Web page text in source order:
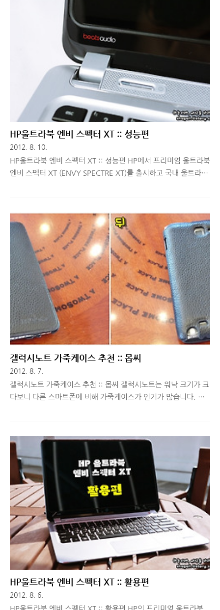
HP울트라북 엔비 스펙터 XT에 대한 마지막 이야기, 시작해볼까
요? ^^ ■ HP울트라북 엔비 스펙터 XT vs Folio 13 엔비 스펙터
XT를 득템하기 전에 HP 울트라북 Folio 13을 이미 구매해서 사용
하고 있었습니다. 관련 글 ▶ HP FOLIO 13 울트라북 구입 :: 개봉
기 두 제품의 가장 ..
HP울트라북 엔비 스펙터 XT :: 성능편
2012. 8. 10.
HP울트라북 엔비 스펙터 XT :: 성능편 HP에서 프리미엄 울트라북
엔비 스펙터 XT (ENVY SPECTRE XT)를 출시하고 국내 울트라북
에 대해서 리뷰하게 되는데요. 울트라북 성능이 어느정도 좋은지
궁금하셨던 분들께 좋은 정보가 되었으면 합니다. ^^ ■ HP울트
라북 엔비 스펙터 XT - 제품사양 HP 프리미엄 울트라북 엔비 스펙
터 XT는 인텔이 새롭게 출시한 아이비브릿지 저전압 코어 i7
3517U 프로세서를 탑재하고 있습니다. 이 프로세서는 초경량/초
슬림 노트북에 탑재되는 상위 버전 프로세서입니다. i..
갤럭시노트 가죽케이스 추천 :: 몹씨
2012. 8. 7.
갤럭시노트 가죽케이스 추천 :: 몹씨 갤럭시노트는 워낙 크기가 크
다보니 다른 스마트폰에 비해 가죽케이스가 인기가 많습니다. 가
때, 폰을 케이스에서 분리해야 하는데 일반적인 가죽케이스들은
한 번 부착하면 잘 떨어지지 않도록 잡아주는 형태로 제작되다보
니 배터리 교체 할 때마다 불편하기도 하고, 기기에 흠집날까봐 잘
빼지 않고 케이블을 꽂아 충전을 하게 됩니다. 지인이 사용하고 있
는 가죽케이스는 빈티지 느낌의 디자인과 카드를 넣을 수 있는 포
켓 등이 있어 실용성도 있는 제품인데요. 위 이미지에서 보시듯,
탈부착이 쉽지 않은 편..
HP울트라북 엔비 스펙터 XT :: 활용편
2012. 8. 6.
HP울트라북 엔비 스펙터 XT :: 활용편 HP의 프리미엄 울트라북